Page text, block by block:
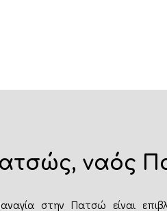
ναός
στην Πατσώ είναι